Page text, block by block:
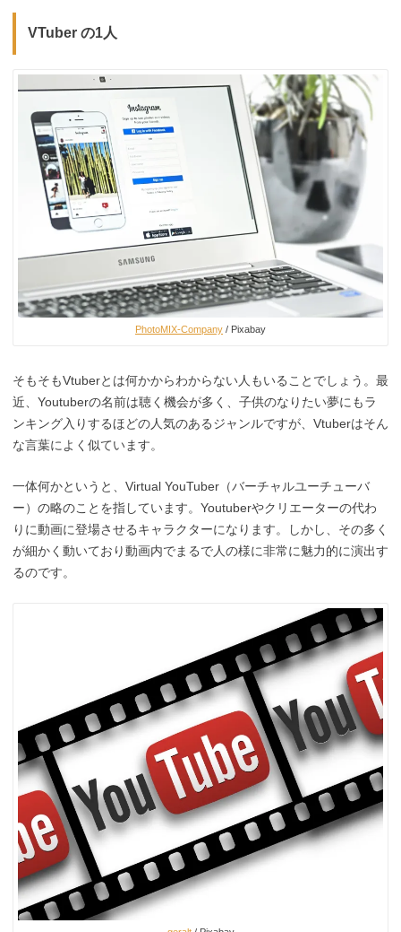
VTuber の1人
PhotoMIX-Company / Pixabay
そもそもVtuberとは何かからわからない人もいることでしょう。最
近、Youtuberの名前は聴く機会が多く、子供のなりたい夢にもラ
ンキング入りするほどの人気のあるジャンルですが、Vtuberはそん
な言葉によく似ています。
一体何かというと、Virtual YouTuber（バーチャルユーチューバ
ー）の略のことを指しています。Youtuberやクリエーターの代わ
りに動画に登場させるキャラクターになります。しかし、その多く
が細かく動いており動画内でまるで人の様に非常に魅力的に演出す
るのです。